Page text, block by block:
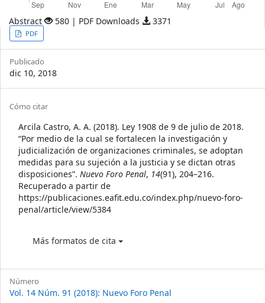
Abstract 580 | PDF Downloads 3371
Article
Sidebar
PDF
Publicado
dic 10, 2018
Article
Details
Cómo citar
Arcila Castro, A. A. (2018). Ley 1908 de 9 de julio de 2018.
“Por medio de la cual se fortalecen la investigación y
judicialización de organizaciones criminales, se adoptan
medidas para su sujeción a la justicia y se dictan otras
disposiciones”. Nuevo Foro Penal, 14(91), 204–216.
Recuperado a partir de
https://publicaciones.eafit.edu.co/index.php/nuevo-foro-
penal/article/view/5384
Más formatos de cita
Número
Vol. 14 Núm. 91 (2018): Nuevo Foro Penal